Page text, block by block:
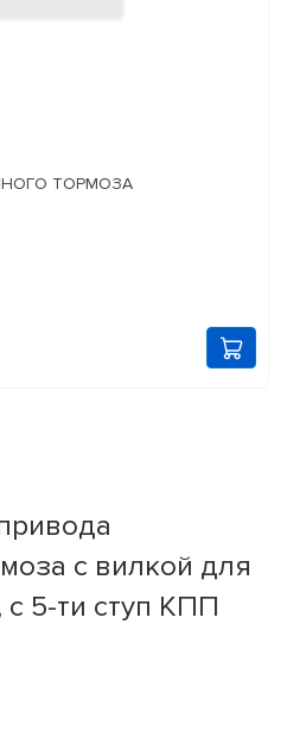
ТОРМОЗА
с вилкой для
5-ти ступ КПП